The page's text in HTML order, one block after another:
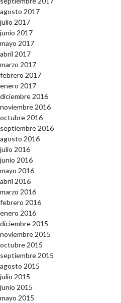
agosto 2017
julio 2017
junio 2017
mayo 2017
abril 2017
marzo 2017
febrero 2017
enero 2017
diciembre 2016
noviembre 2016
octubre 2016
septiembre 2016
agosto 2016
julio 2016
junio 2016
mayo 2016
abril 2016
marzo 2016
febrero 2016
enero 2016
diciembre 2015
noviembre 2015
octubre 2015
septiembre 2015
agosto 2015
julio 2015
junio 2015
mayo 2015